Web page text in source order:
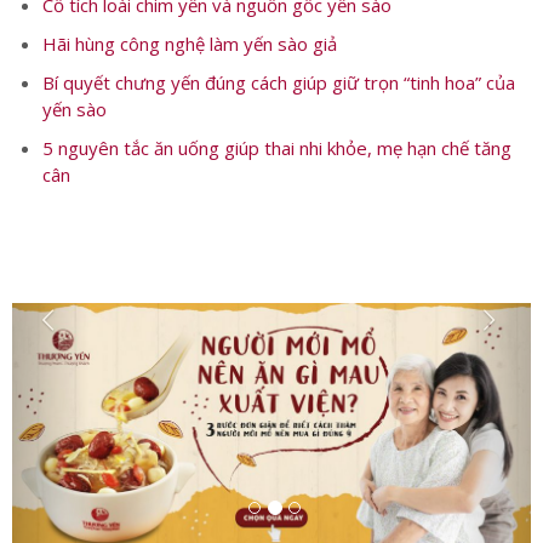
Hãi hùng công nghệ làm yến sào giả
Bí quyết chưng yến đúng cách giúp giữ trọn “tinh hoa” của
yến sào
5 nguyên tắc ăn uống giúp thai nhi khỏe, mẹ hạn chế tăng
cân